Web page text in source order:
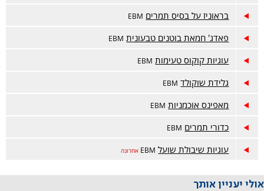
בראוניז על בסיס תמרים EBM
פאדג' חמאת בוטנים טבעונית EBM
עוגיות קוקוס טעימות EBM
גלידת שוקולד EBM
מאפינס אוכמניות EBM
כדורי תמרים EBM
עוגיות שיבולת שועל EBM אחרונה
אולי יעניין אותך